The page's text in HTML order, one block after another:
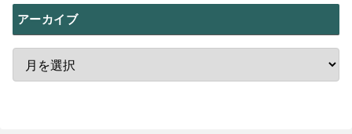
アーカイブ